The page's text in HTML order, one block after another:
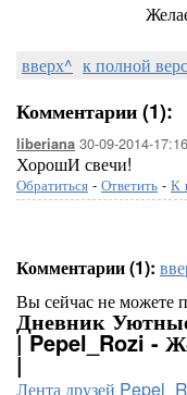
вверх^ к полной
Комментарии (1):
liberiana 30-09-2014-17:16
ХорошИ свечи!
Обратиться - Ответить - К
Комментарии (1):
Вы сейчас не можете
Дневник
| Pepel_Rozi -
|
Лента друзей